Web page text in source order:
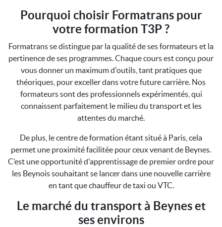
Pourquoi choisir Formatrans pour
votre formation T3P ?
Formatrans se distingue par la qualité de ses formateurs et la
pertinence de ses programmes. Chaque cours est conçu pour
vous donner un maximum d'outils, tant pratiques que
théoriques, pour exceller dans votre future carrière. Nos
formateurs sont des professionnels expérimentés, qui
connaissent parfaitement le milieu du transport et les
attentes du marché.
De plus, le centre de formation étant situé à Paris, cela
permet une proximité facilitée pour ceux venant de Beynes.
C’est une opportunité d'apprentissage de premier ordre pour
les Beynois souhaitant se lancer dans une nouvelle carrière
en tant que chauffeur de taxi ou VTC.
Le marché du transport à Beynes et
ses environs